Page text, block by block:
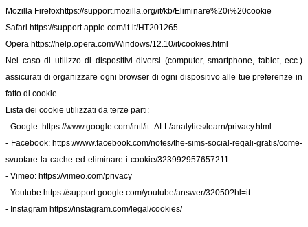
Mozilla Firefoxhttps://support.mozilla.org/it/kb/Eliminare%20i%20cookie
Safari https://support.apple.com/it-it/HT201265
Opera https://help.opera.com/Windows/12.10/it/cookies.html
Nel caso di utilizzo di dispositivi diversi (computer, smartphone, tablet, ecc.)
assicurati di organizzare ogni browser di ogni dispositivo alle tue preferenze in
fatto di cookie.
Lista dei cookie utilizzati da terze parti:
- Google: https://www.google.com/intl/it_ALL/analytics/learn/privacy.html
- Facebook: https://www.facebook.com/notes/the-sims-social-regali-gratis/come-
svuotare-la-cache-ed-eliminare-i-cookie/323992957657211
- Vimeo: https://vimeo.com/privacy
- Youtube https://support.google.com/youtube/answer/32050?hl=it
- Instagram https://instagram.com/legal/cookies/